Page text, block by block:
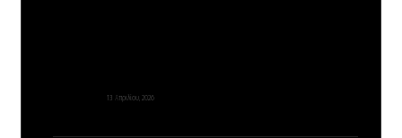
13 Απριλίου, 2026